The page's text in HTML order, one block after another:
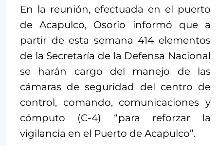
En la reunión, efectuada en el puerto
de Acapulco, Osorio informó que a
partir de esta semana 414 elementos
de la Secretaría de la Defensa Nacional
se harán cargo del manejo de las
cámaras de seguridad del centro de
control, comando, comunicaciones y
cómputo (C-4) “para reforzar la
vigilancia en el Puerto de Acapulco”.